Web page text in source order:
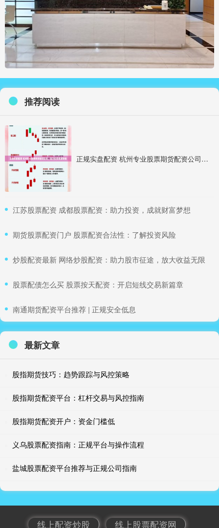
推荐阅读
正规实盘配资 杭州专业股票期货配资公司，助力投资稳健增值
​江苏股票配资 成都股票配资：助力投资，成就财富梦想
​期货股票配资门户 股票配资合法性：了解投资风险
​炒股配资最新 网络炒股配资：助力股市征途，放大收益无限
​股票配债怎么买 股票按天配资：开启短线交易新篇章
​南通期货配资平台推荐 | 正规安全低息
最新文章
股指期货技巧：趋势跟踪与风控策略
股指期货配资平台：杠杆交易与风控指南
股指期货配资开户：资金门槛低
义乌股票配资指南：正规平台与操作流程
盐城股票配资平台推荐与正规公司指南
线上配资炒股 线上股票配资网